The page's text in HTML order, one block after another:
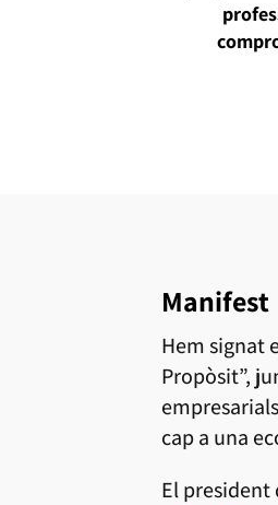
Manifest
Hem signat
Propòsit”,
cap a una
El president